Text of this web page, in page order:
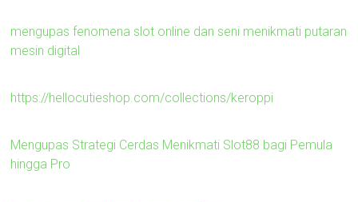
mengupas fenomena slot online dan seni menikmati putaran
mesin digital
https://hellocutieshop.com/collections/keroppi
Mengupas Strategi Cerdas Menikmati Slot88 bagi Pemula
hingga Pro